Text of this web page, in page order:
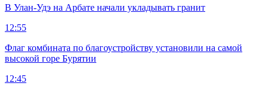
В Улан-Удэ на Арбате начали укладывать гранит
12:55
Флаг комбината по благоустройству установили на самой
высокой горе Бурятии
12:45